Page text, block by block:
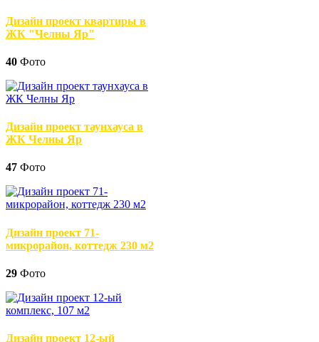
Дизайн проект квартиры в
ЖК "Челны Яр"
40 Фото
Дизайн проект таунхауса в
ЖК Челны Яр
47 Фото
Дизайн проект 71-
микрорайон, коттедж 230 м2
29 Фото
Дизайн проект 12-ый